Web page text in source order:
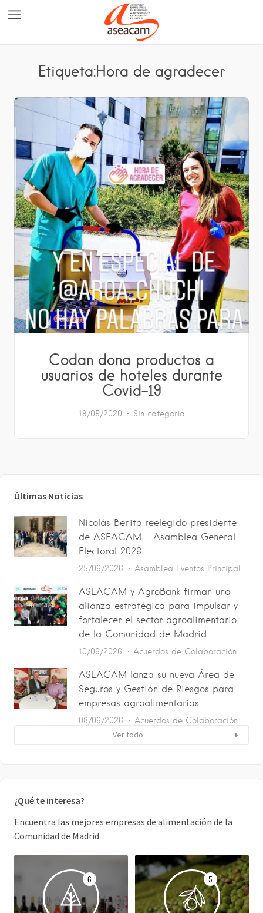
Etiqueta:Hora de agradecer
Codan dona productos a
usuarios de hoteles durante
Covid-19
19/05/2020 Sin categoría
Últimas Noticias
Nicolás Benito reelegido presidente
de ASEACAM – Asamblea General
Electoral 2026
25/06/2026 Asamblea Eventos Principal
ASEACAM y AgroBank firman una
alianza estratégica para impulsar y
fortalecer el sector agroalimentario
de la Comunidad de Madrid
10/06/2026 Acuerdos de Colaboración
ASEACAM lanza su nueva Área de
Seguros y Gestión de Riesgos para
empresas agroalimentarias
08/06/2026 Acuerdos de Colaboración
Ver todo
¿Qué te interesa?
Encuentra las mejores empresas de alimentación de la
Comunidad de Madrid
6 5